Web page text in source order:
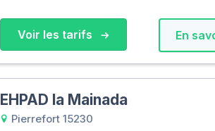
Voir les tarifs En
EHPAD la Mainada
Pierrefort 15230